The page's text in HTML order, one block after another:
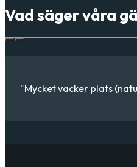
Vad säger våra
"Toppenställe, tycker